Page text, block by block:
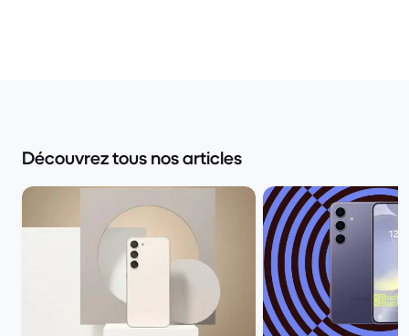
Découvrez tous nos articles